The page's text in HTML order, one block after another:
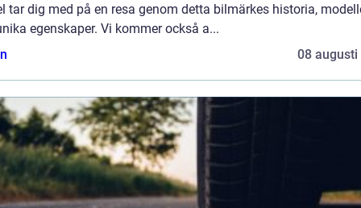
tar dig med på en resa genom detta bilmärkes historia,
egenskaper. Vi kommer också a...
08 augusti